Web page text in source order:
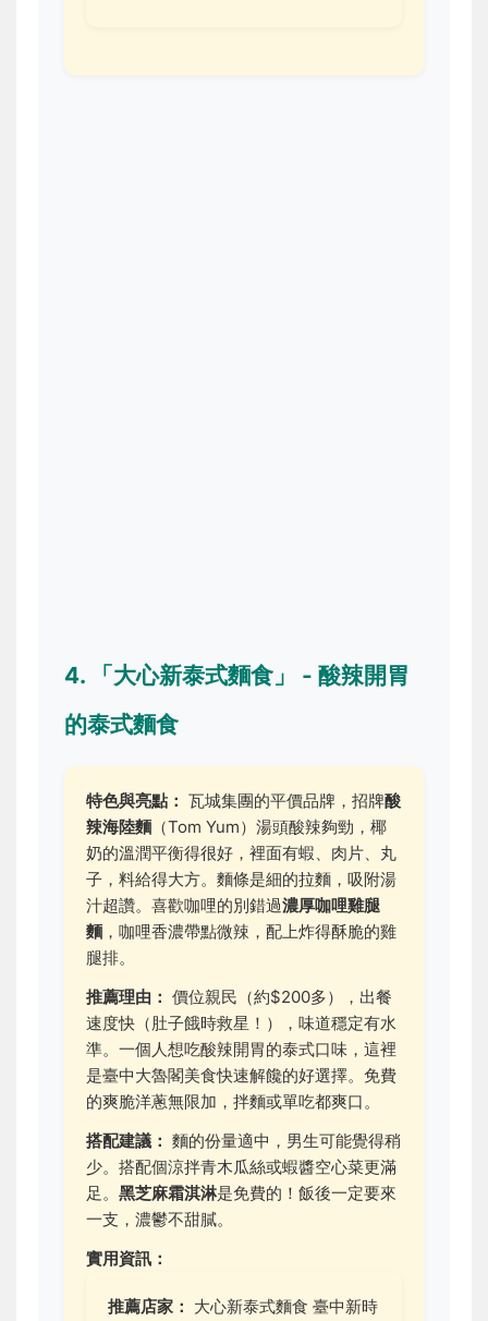
4. 「大心新泰式麵食」 - 酸辣開胃
的泰式麵食
特色與亮點： 瓦城集團的平價品牌，招牌酸
辣海陸麵 （Tom Yum）湯頭酸辣夠勁，椰
奶的溫潤平衡得很好，裡面有蝦、肉片、丸
子，料給得大方。麵條是細的拉麵，吸附湯
汁超讚。喜歡咖哩的別錯過濃厚咖哩雞腿
麵 ，咖哩香濃帶點微辣，配上炸得酥脆的雞
腿排。
推薦理由： 價位親民（約$200多），出餐
速度快（肚子餓時救星！），味道穩定有水
準。一個人想吃酸辣開胃的泰式口味，這裡
是臺中大魯閣美食快速解饞的好選擇。免費
的爽脆洋蔥無限加，拌麵或單吃都爽口。
搭配建議： 麵的份量適中，男生可能覺得稍
少。搭配個涼拌青木瓜絲或蝦醬空心菜更滿
足。 黑芝麻霜淇淋是免費的！飯後一定要來
一支，濃鬱不甜膩。
實用資訊：
推薦店家： 大心新泰式麵食 臺中新時